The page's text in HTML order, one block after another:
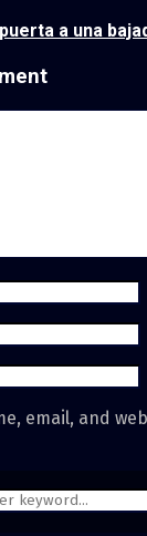
a una
email, and